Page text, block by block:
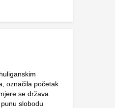
označila početak
se država
slobodu